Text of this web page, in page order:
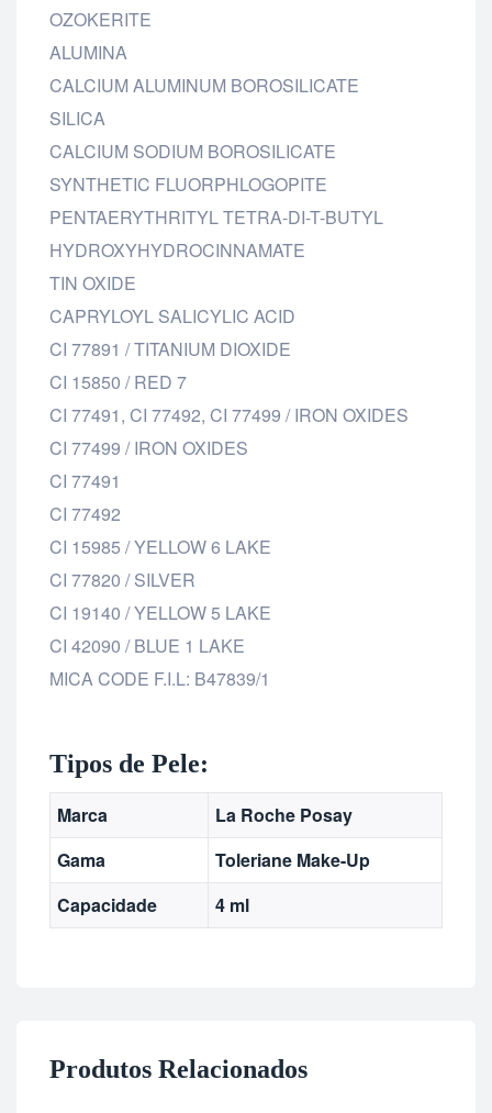
OZOKERITE
ALUMINA
CALCIUM ALUMINUM BOROSILICATE
SILICA
CALCIUM SODIUM BOROSILICATE
SYNTHETIC FLUORPHLOGOPITE
PENTAERYTHRITYL TETRA-DI-T-BUTYL
HYDROXYHYDROCINNAMATE
TIN OXIDE
CAPRYLOYL SALICYLIC ACID
CI 77891 / TITANIUM DIOXIDE
CI 15850 / RED 7
CI 77491, CI 77492, CI 77499 / IRON OXIDES
CI 77499 / IRON OXIDES
CI 77491
CI 77492
CI 15985 / YELLOW 6 LAKE
CI 77820 / SILVER
CI 19140 / YELLOW 5 LAKE
CI 42090 / BLUE 1 LAKE
MICA CODE F.I.L: B47839/1
Tipos de Pele:
Marca
La Roche Posay
Gama
Toleriane Make-Up
Capacidade
4 ml
Produtos Relacionados